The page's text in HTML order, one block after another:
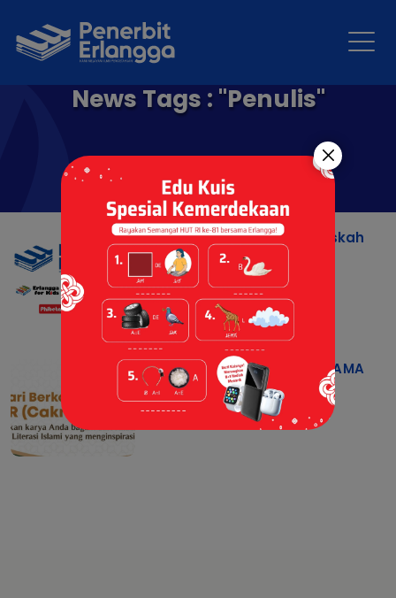
News Tags : "Penulis"
Prosedur Pengiriman Naskah
Penerbit Erlangga
10 Jan 2025 | Naskah
UNDANGAN MENULIS BERSAMA
EMIR (Cakrawala Islam)
03 Sep 2024 |Berita